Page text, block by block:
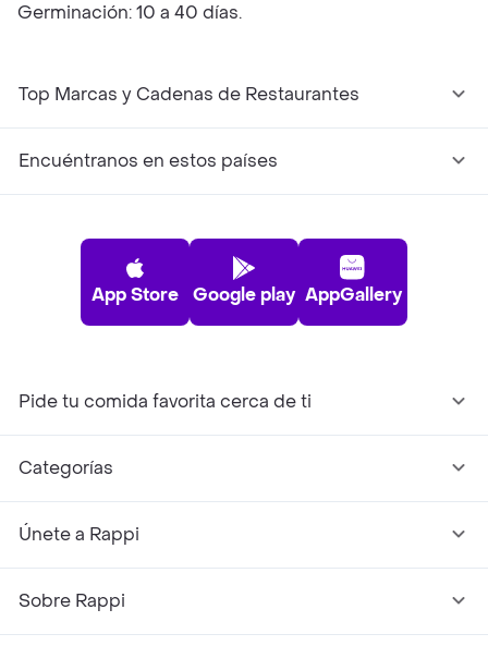
Germinación: 10 a 40 días.
Top Marcas y Cadenas de Restaurantes
Encuéntranos en estos países
App Store Google play AppGallery
Pide tu comida favorita cerca de ti
Categorías
Únete a Rappi
Sobre Rappi